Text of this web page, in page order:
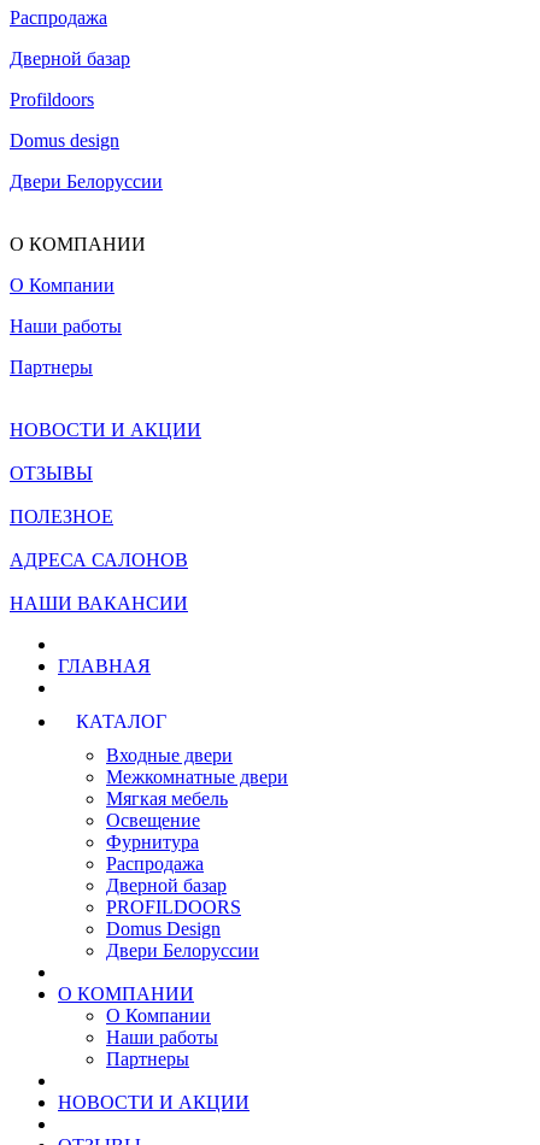
Распродажа
Дверной базар
Profildoors
Domus design
Двери Белоруссии
О КОМПАНИИ
О Компании
Наши работы
Партнеры
НОВОСТИ И АКЦИИ
ОТЗЫВЫ
ПОЛЕЗНОЕ
АДРЕСА САЛОНОВ
НАШИ ВАКАНСИИ
ГЛАВНАЯ
КАТАЛОГ
Входные двери
Межкомнатные двери
Мягкая мебель
Освещение
Фурнитура
Распродажа
Дверной базар
PROFILDOORS
Domus Design
Двери Белоруссии
О КОМПАНИИ
О Компании
Наши работы
Партнеры
НОВОСТИ И АКЦИИ